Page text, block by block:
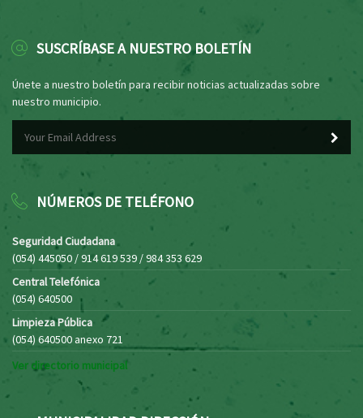
SUSCRÍBASE A NUESTRO BOLETÍN
Únete a nuestro boletín para recibir noticias actualizadas sobre
nuestro municipio.
NÚMEROS DE TELÉFONO
Seguridad Ciudadana
(054) 445050 / 914 619 539 / 984 353 629
Central Telefónica
(054) 640500
Limpieza Pública
(054) 640500 anexo 721
Ver directorio municipal